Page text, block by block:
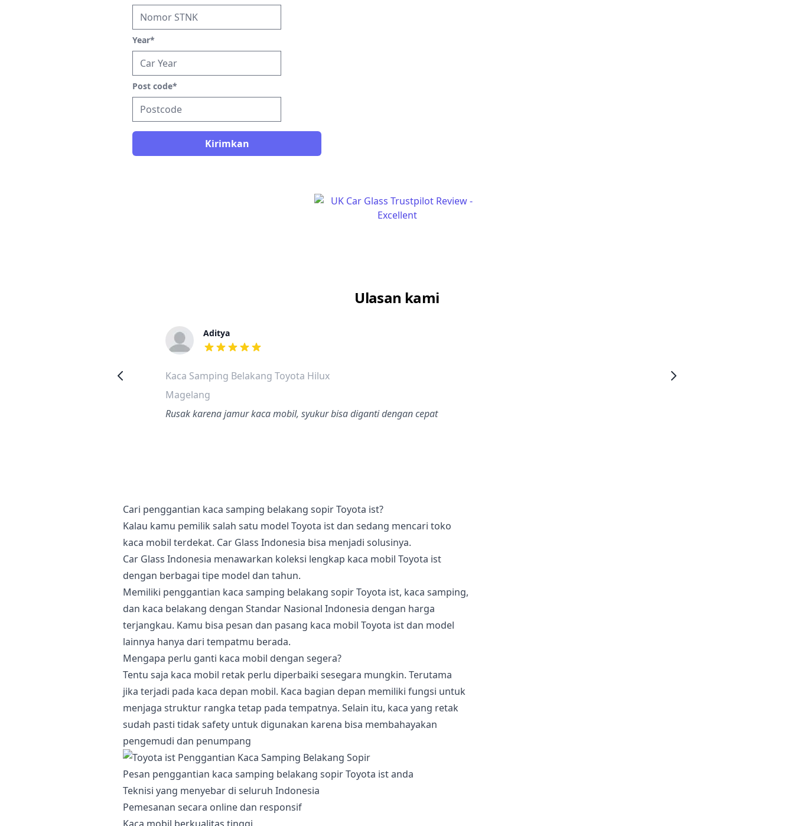
Year*
Post code*
Kirimkan
Ulasan kami
Aditya
dari ulasan adalah bintang lima
Kaca Samping Belakang Toyota Hilux
Magelang
Rusak karena jamur kaca mobil, syukur bisa diganti dengan cepat
Cari penggantian kaca samping belakang sopir Toyota ist?
Kalau kamu pemilik salah satu model Toyota ist dan sedang mencari toko
kaca mobil terdekat. Car Glass Indonesia bisa menjadi solusinya.
Car Glass Indonesia menawarkan koleksi lengkap kaca mobil Toyota ist
dengan berbagai tipe model dan tahun.
Memiliki penggantian kaca samping belakang sopir Toyota ist, kaca samping,
dan kaca belakang dengan Standar Nasional Indonesia dengan harga
terjangkau. Kamu bisa pesan dan pasang kaca mobil Toyota ist dan model
lainnya hanya dari tempatmu berada.
Mengapa perlu ganti kaca mobil dengan segera?
Tentu saja kaca mobil retak perlu diperbaiki sesegara mungkin. Terutama
jika terjadi pada kaca depan mobil. Kaca bagian depan memiliki fungsi untuk
menjaga struktur rangka tetap pada tempatnya. Selain itu, kaca yang retak
sudah pasti tidak safety untuk digunakan karena bisa membahayakan
pengemudi dan penumpang
Pesan penggantian kaca samping belakang sopir Toyota ist anda
Teknisi yang menyebar di seluruh Indonesia
Pemesanan secara online dan responsif